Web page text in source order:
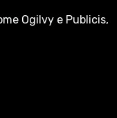
Ogilvy e Publicis,